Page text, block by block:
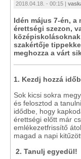
2018.04.18. - 00:15 |
Idén május 7-én, a
érettségi szezon,
szakértője
meghozza a várt
1. Kezdj hozzá
Sok kicsi sokra
és felosztod a
idődbe, hogy
érettségi előtt már
emlékezetfrissítő
magad a napi
2. Tanulj egyedül!